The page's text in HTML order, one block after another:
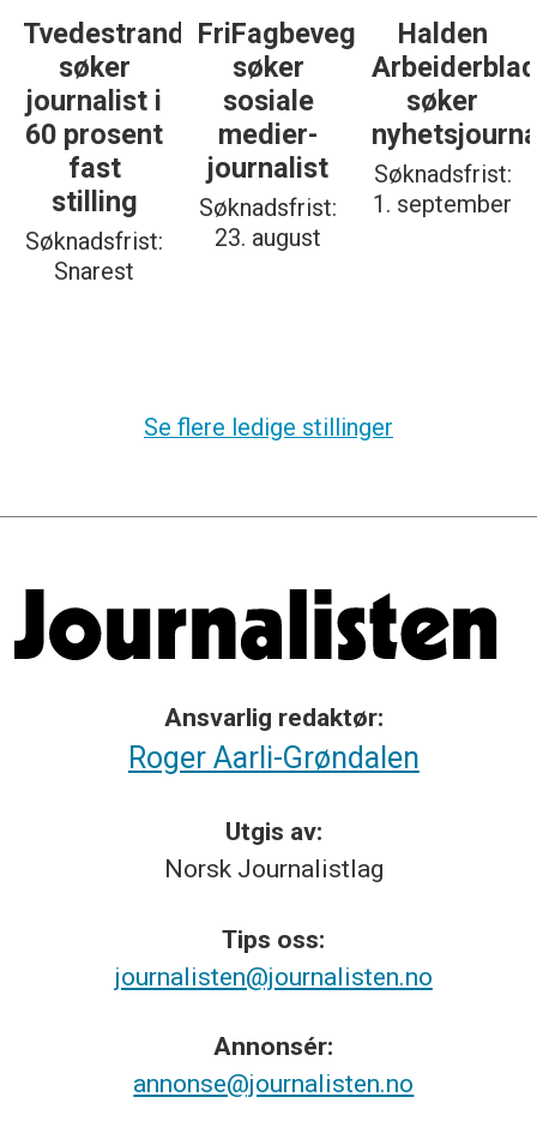
Tvedestrandsposten
søker
journalist i
60 prosent
fast
stilling
Søknadsfrist:
Snarest
FriFagbevegelse
søker
sosiale
medier-
journalist
Søknadsfrist:
23. august
Halden
Arbeiderblad
søker
Søknadsfrist:
1. september
Se flere ledige stillinger
Ansvarlig redaktør:
Roger Aarli-Grøndalen
Utgis av:
Norsk Journalistlag
Tips oss:
journalisten@journalisten.no
Annonsér:
annonse@journalisten.no